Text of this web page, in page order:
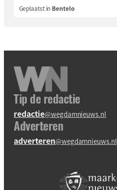
Geplaatst in Bentelo
Tip de redactie
redactie@wegdamnieuws.nl
Adverteren
adverteren@wegdamnieuws.nl